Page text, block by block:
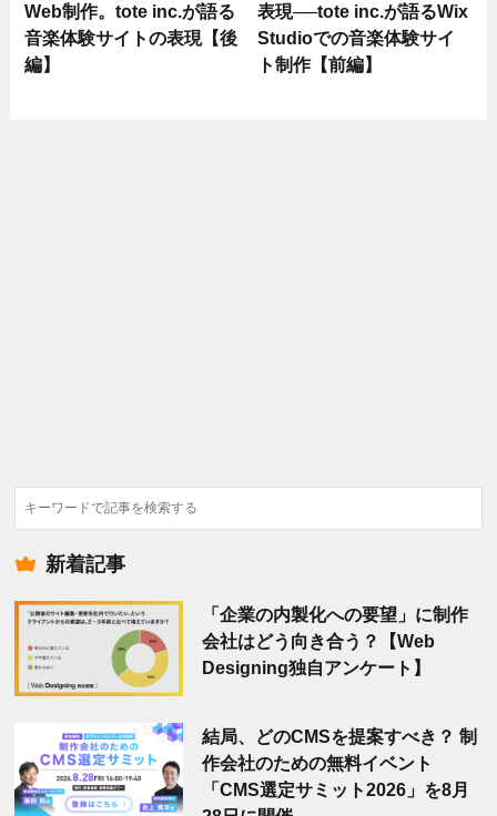
Web制作。tote inc.が語る
音楽体験サイトの表現【後
編】
表現──tote inc.が語るWix
Studioでの音楽体験サイ
ト制作【前編】
検
索
新着記事
「企業の内製化への要望」に制作
会社はどう向き合う？【Web
Designing独自アンケート】
結局、どのCMSを提案すべき？ 制
作会社のための無料イベント
「CMS選定サミット2026」を8月